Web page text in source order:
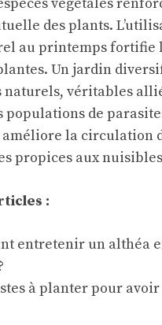
des plants.
au printemps fortifie
Un jardin
véritables
populations de
la circulation
propices aux
:
entretenir un althéa
à planter pour